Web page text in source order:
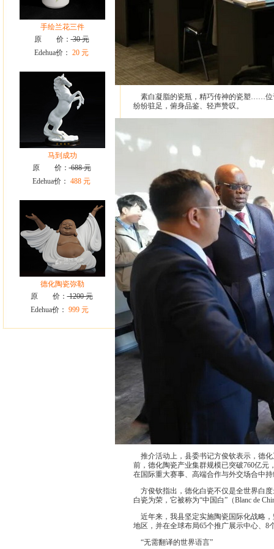
手绘兰花三件
原 价：30 元
Edehua价： 20 元
马到成功
原 价：688 元
Edehua价： 488 元
德化陶瓷弥勒
原 价：1200 元
Edehua价： 999 元
素白凝脂的瓷瓶，精巧传神的瓷塑……位
纷纷驻足，俯身品鉴、轻声赞叹。
推介活动上，县委书记方俊钦表示，德化
前，德化陶瓷产业集群规模已突破760亿
在国际重大赛事、高端合作与外交场合中
方俊钦指出，德化白瓷不仅是全世界白
白瓷为荣，它被称为“中国白”（Blanc de
近年来，我县坚定实施陶瓷国际化战略，
地区，并在全球布局65个推广展示中心、8
“无需翻译的世界语言”